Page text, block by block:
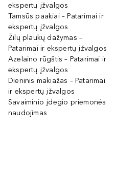
ekspertų įžvalgos
Tamsūs paakiai – Patarimai ir
ekspertų įžvalgos
Žilų plaukų dažymas –
Patarimai ir ekspertų įžvalgos
Azelaino rūgštis – Patarimai ir
ekspertų įžvalgos
Dieninis makiažas – Patarimai
ir ekspertų įžvalgos
Savaiminio įdegio priemonės
naudojimas